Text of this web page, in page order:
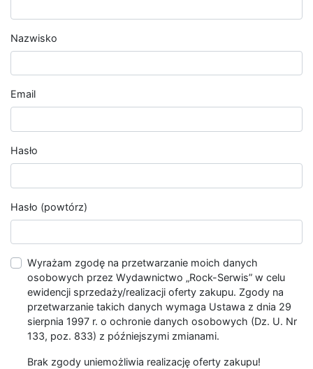
Nazwisko
Email
Hasło
Hasło (powtórz)
Wyrażam zgodę na przetwarzanie moich danych
osobowych przez Wydawnictwo „Rock-Serwis” w celu
ewidencji sprzedaży/realizacji oferty zakupu. Zgody na
przetwarzanie takich danych wymaga Ustawa z dnia 29
sierpnia 1997 r. o ochronie danych osobowych (Dz. U. Nr
133, poz. 833) z późniejszymi zmianami.
Brak zgody uniemożliwia realizację oferty zakupu!